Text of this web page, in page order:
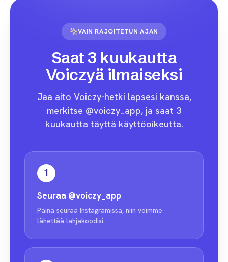
VAIN RAJOITETUN AJAN
Saat 3 kuukautta
Voiczyä ilmaiseksi
Jaa aito Voiczy-hetki lapsesi kanssa,
merkitse @voiczy_app, ja saat 3
kuukautta täyttä käyttöoikeutta.
1
Seuraa @voiczy_app
Paina seuraa Instagramissa, niin voimme
lähettää lahjakoodisi.